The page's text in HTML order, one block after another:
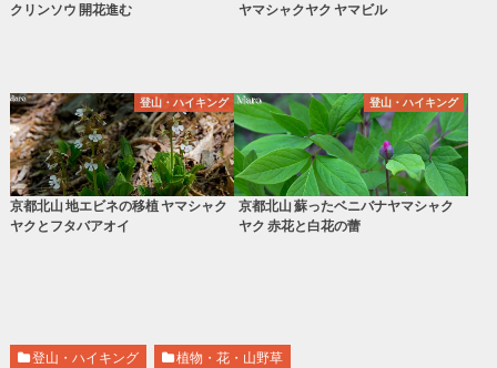
クリンソウ 開花進む
ヤマシャクヤク ヤマビル
登山・ハイキング
京都北山 地エビネの移植 ヤマシャク
ヤクとフタバアオイ
登山・ハイキング
京都北山 蘇ったベニバナヤマシャク
ヤク 赤花と白花の蕾
登山・ハイキング 植物・花・山野草